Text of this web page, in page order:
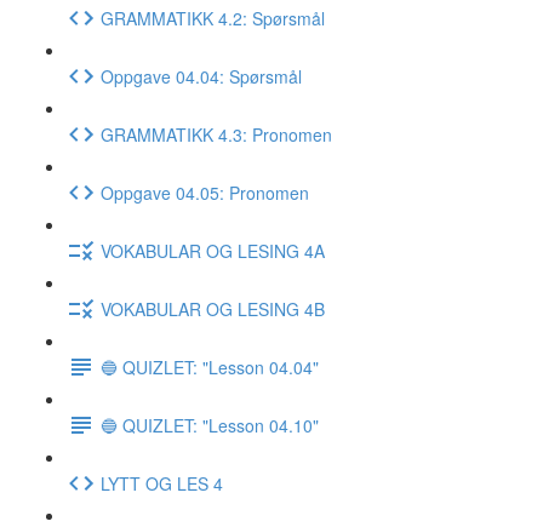
GRAMMATIKK 4.2: Spørsmål
Oppgave 04.04: Spørsmål
GRAMMATIKK 4.3: Pronomen
Oppgave 04.05: Pronomen
VOKABULAR OG LESING 4A
VOKABULAR OG LESING 4B
🔵 QUIZLET: "Lesson 04.04"
🔵 QUIZLET: "Lesson 04.10"
LYTT OG LES 4